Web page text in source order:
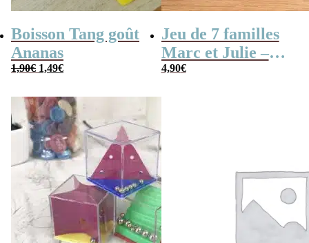
Boisson Tang goût
Ananas
1,90€ Le
était :
1,90€.
1,49€Le
est :
1,49€.
Jeu de 7 familles
Marc et Julie –
Les meilleures
4,90€